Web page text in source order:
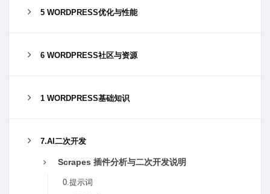
5 WORDPRESS优化与性能
6 WORDPRESS社区与资源
1 WORDPRESS基础知识
7.AI二次开发
Scrapes 插件分析与二次开发说明
0.提示词